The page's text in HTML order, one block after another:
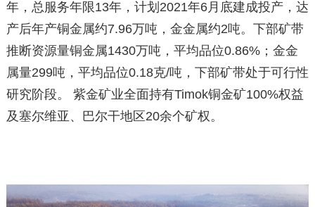
年，总服务年限13年，计划2021年6月底建成投产，达
产后年产铜金属约7.96万吨，金金属约2吨。下部矿带
推断资源量铜金属1430万吨，平均品位0.86%；金金
属量299吨，平均品位0.18克/吨，下部矿带处于可行性
研究阶段。 紫金矿业全面持有Timok铜金矿100%权益
及塞尔维亚、巴尔干地区20余个矿权。